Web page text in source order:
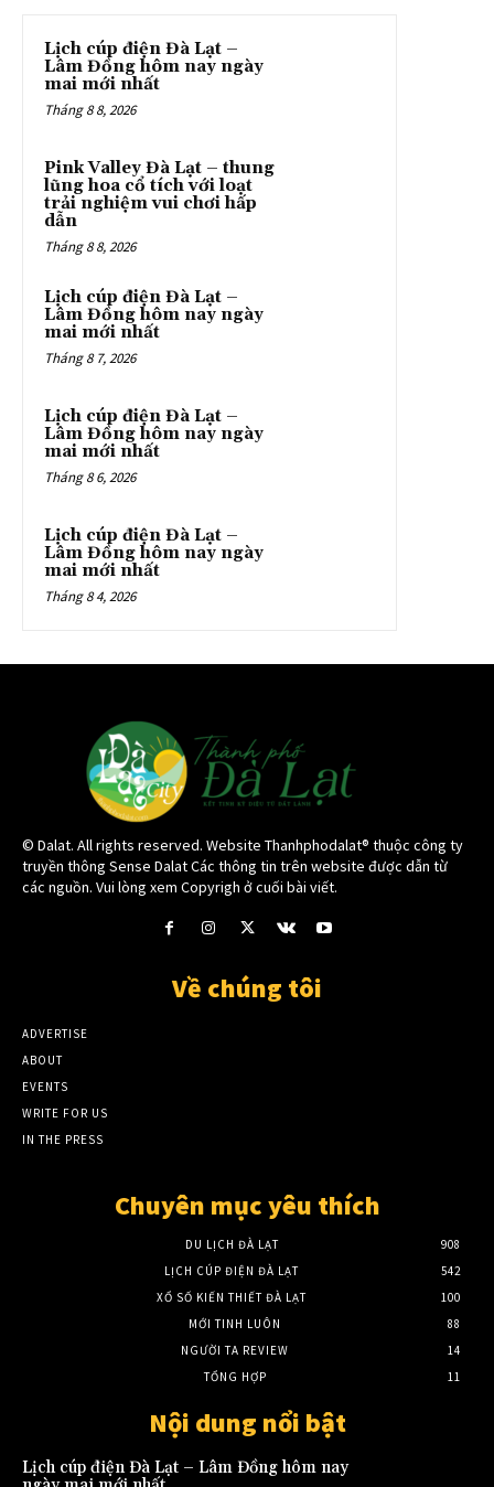
Lịch cúp điện Đà Lạt –
Lâm Đồng hôm nay ngày
mai mới nhất
Tháng 8 8, 2026
Pink Valley Đà Lạt – thung
lũng hoa cổ tích với loạt
trải nghiệm vui chơi hấp
dẫn
Tháng 8 8, 2026
Lịch cúp điện Đà Lạt –
Lâm Đồng hôm nay ngày
mai mới nhất
Tháng 8 7, 2026
Lịch cúp điện Đà Lạt –
Lâm Đồng hôm nay ngày
mai mới nhất
Tháng 8 6, 2026
Lịch cúp điện Đà Lạt –
Lâm Đồng hôm nay ngày
mai mới nhất
Tháng 8 4, 2026
© Dalat. All rights reserved. Website Thanhphodalat® thuộc công ty
truyền thông Sense Dalat Các thông tin trên website được dẫn từ
các nguồn. Vui lòng xem Copyrigh ở cuối bài viết.
Về chúng tôi
ADVERTISE
ABOUT
EVENTS
WRITE FOR US
IN THE PRESS
Chuyên mục yêu thích
DU LỊCH ĐÀ LẠT
908
LỊCH CÚP ĐIỆN ĐÀ LẠT
542
XỔ SỐ KIẾN THIẾT ĐÀ LẠT
100
MỚI TINH LUÔN
88
NGƯỜI TA REVIEW
14
TỔNG HỢP
11
Nội dung nổi bật
Lịch cúp điện Đà Lạt – Lâm Đồng hôm nay